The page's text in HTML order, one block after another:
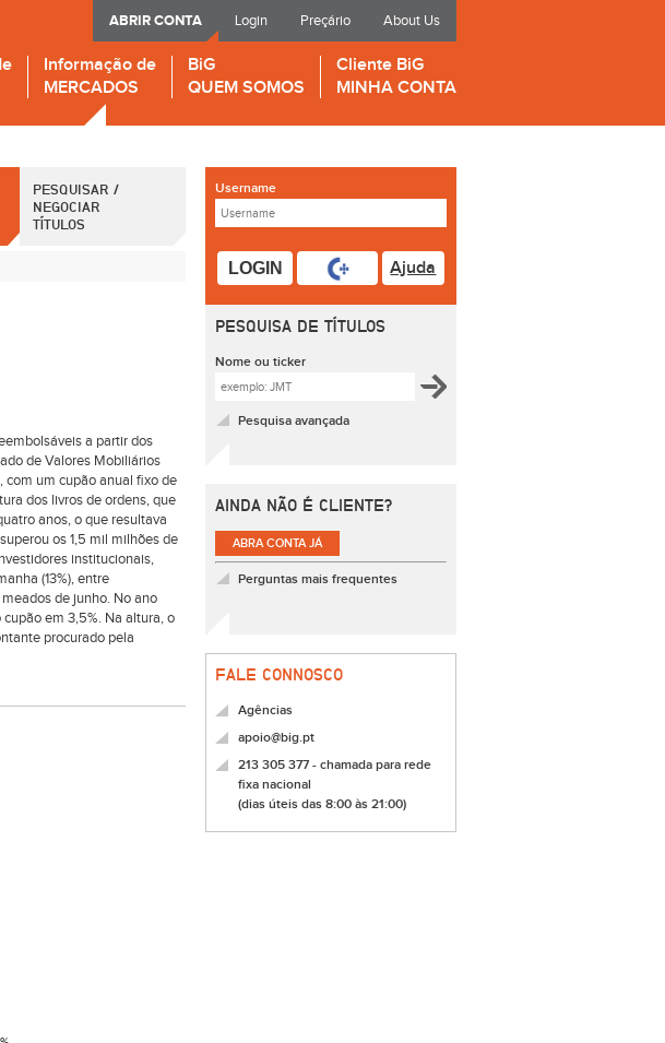
Login Preçário About Us
ABRIR CONTA
Informação de
MERCADOS
BiG
QUEM SOMOS
Cliente BiG
MINHA CONTA
PESQUISAR /
NEGOCIAR
TÍTULOS
a partir dos
de Valores Mobiliários
com um cupão anual fixo de
dos livros de ordens, que
anos, o que resultava
os 1,5 mil milhões de
institucionais,
(13%), entre
de junho. No ano
em 3,5%. Na altura, o
procurado pela
Username
LOGIN Ajuda
PESQUISA DE TÍTULOS
Nome ou ticker
Pesquisa avançada
AINDA NÃO É CLIENTE?
ABRA CONTA JÁ
Perguntas mais frequentes
FALE CONNOSCO
Agências
apoio@big.pt
213 305 377 - chamada para rede
fixa nacional
(dias úteis das 8:00 às 21:00)